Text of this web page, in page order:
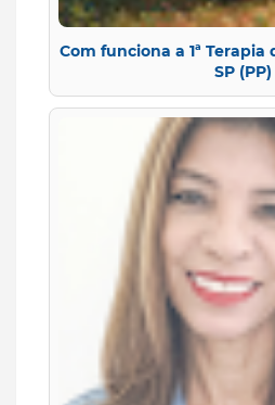
Com funciona a 1ª Terapia
SP (PP)